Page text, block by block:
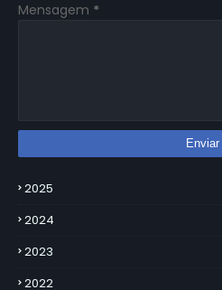
Mensagem *
2025
2024
2023
2022